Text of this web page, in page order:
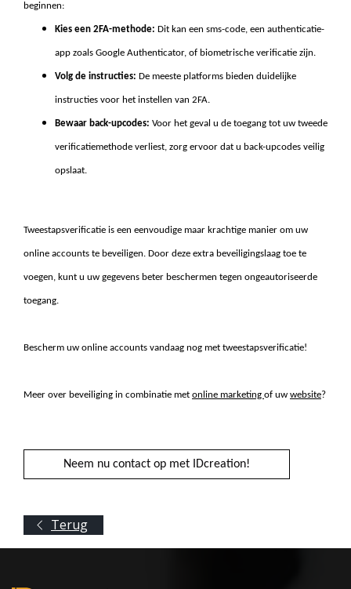
beginnen:
Kies een 2FA-methode: Dit kan een sms-code, een authenticatie-
app zoals Google Authenticator, of biometrische verificatie zijn.
Volg de instructies: De meeste platforms bieden duidelijke
instructies voor het instellen van 2FA.
Bewaar back-upcodes: Voor het geval u de toegang tot uw tweede
verificatiemethode verliest, zorg ervoor dat u back-upcodes veilig
opslaat.
Tweestapsverificatie is een eenvoudige maar krachtige manier om uw
online accounts te beveiligen. Door deze extra beveiligingslaag toe te
voegen, kunt u uw gegevens beter beschermen tegen ongeautoriseerde
toegang.
Bescherm uw online accounts vandaag nog met tweestapsverificatie!
Meer over beveiliging in combinatie met online marketing of uw website?
Neem nu contact op met IDcreation!
Terug